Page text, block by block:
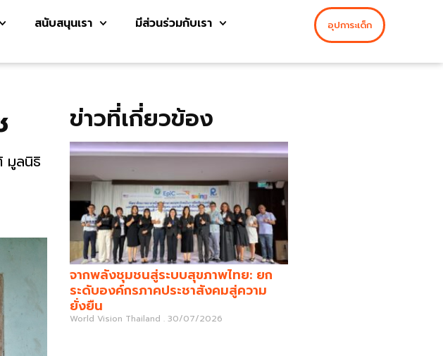
สนับสนุนเรา มีส่วนร่วมกับเรา อุปการะเด็ก
มูลนิธิ
ข่าวที่เกี่ยวข้อง
จากพลังชุมชนสู่ระบบสุขภาพไทย: ยก
ระดับองค์กรภาคประชาสังคมสู่ความ
ยั่งยืน
World Vision Thailand 30/07/2026